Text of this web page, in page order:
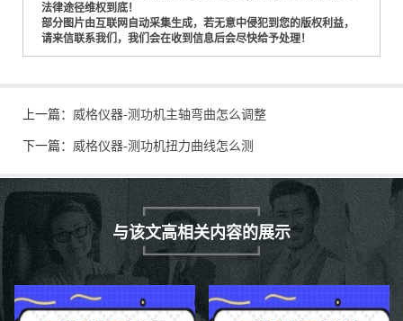
法律途径维权到底！
部分图片由互联网自动采集生成，若无意中侵犯到您的版权利益，
请来信联系我们，我们会在收到信息后会尽快给予处理！
上一篇： 威格仪器-测功机主轴弯曲怎么调整
下一篇： 威格仪器-测功机扭力曲线怎么测
与该文高相关内容的展示